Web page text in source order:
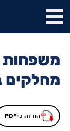
משפחות
מחלקים
הורדה כ-PDF